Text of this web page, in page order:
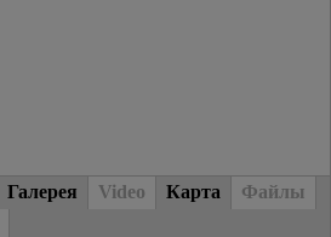
Галерея Video Карта
Файлы